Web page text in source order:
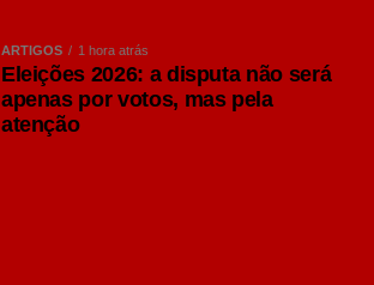
ARTIGOS 1 hora atrás
Eleições 2026: a disputa não será
apenas por votos, mas pela
atenção